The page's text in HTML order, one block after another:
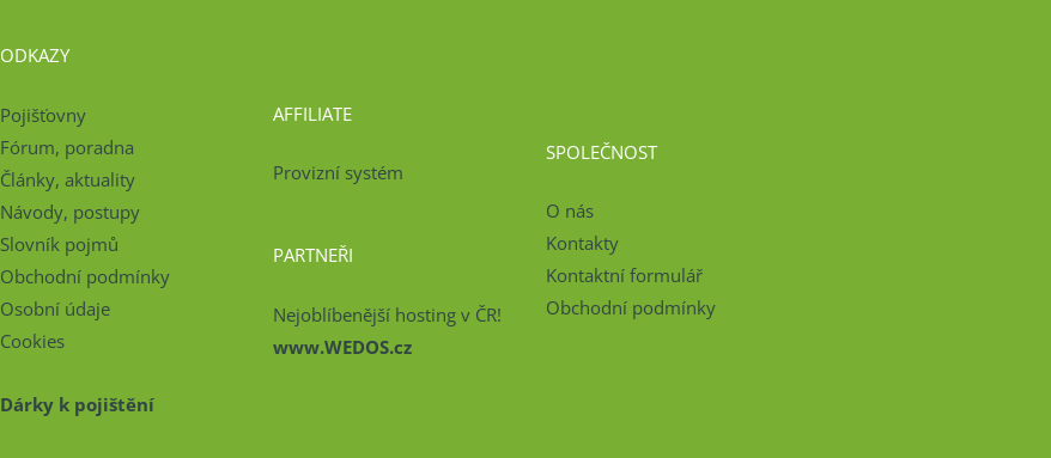
ODKAZY
Pojišťovny
Fórum, poradna
Články, aktuality
Návody, postupy
Slovník pojmů
Obchodní podmínky
Osobní údaje
Cookies
Dárky k pojištění
AFFILIATE
Provizní systém
PARTNEŘI
Nejoblíbenější hosting v ČR!
www.WEDOS.cz
SPOLEČNOST
O nás
Kontakty
Kontaktní formulář
Obchodní podmínky